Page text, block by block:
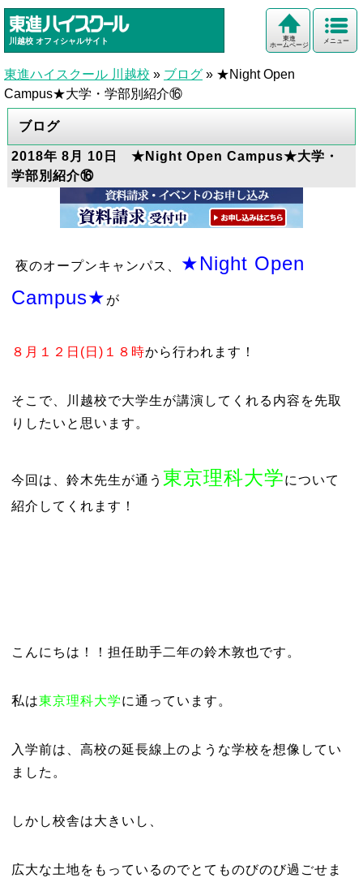
川越校 オフィシャルサイト メニュー
東進
ホームページ
東進ハイスクール 川越校 » ブログ » ★Night Open
Campus★大学・学部別紹介⑯
ブログ
2018年 8月 10日 ★Night Open Campus★大学・
学部別紹介⑯
夜のオープンキャンパス
★Night Open
Campus★ が
８月１２日 ( 日 ) １８時から行われます！
そこで、川越校で大学生が講演してくれる内容を先取
りしたいと思います。
今回は、鈴木先生が通う 東京理科大学について
紹介してくれます！
こんにちは！！担任助手二年の鈴木敦也です。
私は東京理科大学に通っています。
入学前は、高校の延長線上のような学校を想像してい
ました。
しかし校舎は大きいし、
広大な土地をもっているのでとてものびのび過ごせま